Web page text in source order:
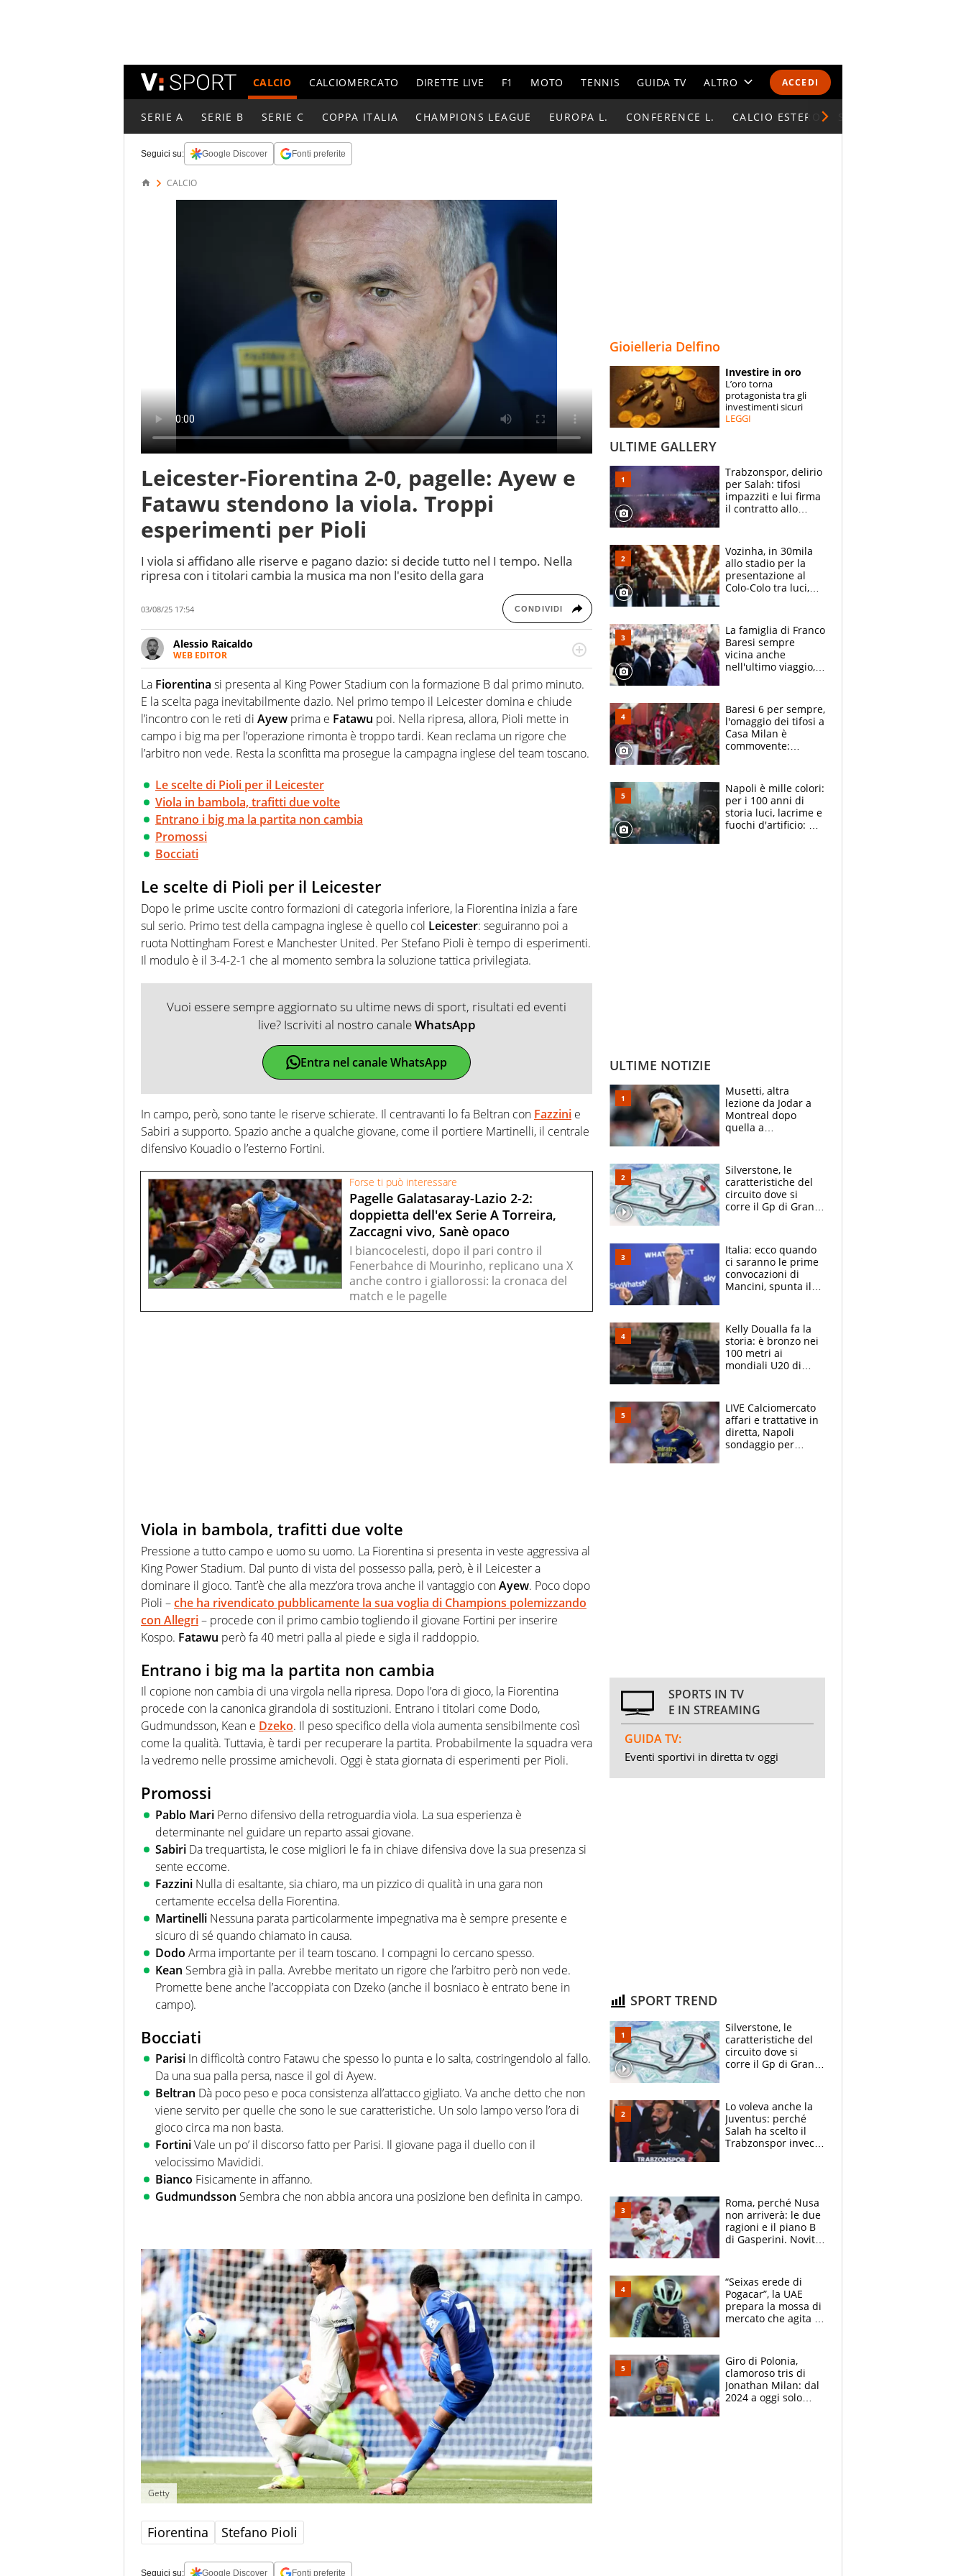
ACCEDI
CALCIO CALCIOMERCATO DIRETTE LIVE F1 MOTO TENNIS GUIDA TV ALTRO
CALENDARI E CLASSIFICHE
ESPERTI
CONTATTI
SERIE A SERIE B SERIE C COPPA ITALIA CHAMPIONS LEAGUE EUROPA L. CONFERENCE L. CALCIO ESTERO
Seguici su: Google Discover Fonti preferite
CALCIO
Leicester-Fiorentina 2-0, pagelle: Ayew e
Fatawu stendono la viola. Troppi
esperimenti per Pioli
I viola si affidano alle riserve e pagano dazio: si decide tutto nel I tempo. Nella
ripresa con i titolari cambia la musica ma non l'esito della gara
03/08/25 17:54 CONDIVIDI
Alessio Raicaldo
WEB EDITOR
Un figlio che si chiama Diego e la tesi di laurea sugli stadi di proprietà in Italia. Il calcio
quale filo conduttore irrinunciabile tra passione e professione. Per Virgilio Sport
indaga, approfondisce e scandaglia l'universo mondo dello sport per antonomasia
La Fiorentina si presenta al King Power Stadium con la formazione B dal primo minuto.
E la scelta paga inevitabilmente dazio. Nel primo tempo il Leicester domina e chiude
l’incontro con le reti di Ayew prima e Fatawu poi. Nella ripresa, allora, Pioli mette in
campo i big ma per l’operazione rimonta è troppo tardi. Kean reclama un rigore che
l’arbitro non vede. Resta la sconfitta ma prosegue la campagna inglese del team toscano.
Le scelte di Pioli per il Leicester
Viola in bambola, trafitti due volte
Entrano i big ma la partita non cambia
Promossi
Bocciati
Le scelte di Pioli per il Leicester
Dopo le prime uscite contro formazioni di categoria inferiore, la Fiorentina inizia a fare
sul serio. Primo test della campagna inglese è quello col Leicester: seguiranno poi a
ruota Nottingham Forest e Manchester United. Per Stefano Pioli è tempo di esperimenti.
Il modulo è il 3-4-2-1 che al momento sembra la soluzione tattica privilegiata.
Vuoi essere sempre aggiornato su ultime news di sport, risultati ed eventi
live? Iscriviti al nostro canaleWhatsApp
Entra nel canale WhatsApp
In campo, però, sono tante le riserve schierate. Il centravanti lo fa Beltran con Fazzini e
Sabiri a supporto. Spazio anche a qualche giovane, come il portiere Martinelli, il centrale
difensivo Kouadio o l’esterno Fortini.
Forse ti può interessare
Pagelle Galatasaray-Lazio 2-2:
doppietta dell'ex Serie A Torreira,
Zaccagni vivo, Sanè opaco
I biancocelesti, dopo il pari contro il
Fenerbahce di Mourinho, replicano una X
anche contro i giallorossi: la cronaca del
match e le pagelle
Viola in bambola, trafitti due volte
Pressione a tutto campo e uomo su uomo. La Fiorentina si presenta in veste aggressiva al
King Power Stadium. Dal punto di vista del possesso palla, però, è il Leicester a
dominare il gioco. Tant’è che alla mezz’ora trova anche il vantaggio conAyew. Poco dopo
Pioli –che ha rivendicato pubblicamente la sua voglia di Champions polemizzando
con Allegri– procede con il primo cambio togliendo il giovane Fortini per inserire
Kospo. Fatawu però fa 40 metri palla al piede e sigla il raddoppio.
Entrano i big ma la partita non cambia
Il copione non cambia di una virgola nella ripresa. Dopo l’ora di gioco, la Fiorentina
procede con la canonica girandola di sostituzioni. Entrano i titolari come Dodo,
Gudmundsson, Kean e Dzeko. Il peso specifico della viola aumenta sensibilmente così
come la qualità. Tuttavia, è tardi per recuperare la partita. Probabilmente la squadra vera
la vedremo nelle prossime amichevoli. Oggi è stata giornata di esperimenti per Pioli.
Promossi
Pablo Mari Perno difensivo della retroguardia viola. La sua esperienza è
determinante nel guidare un reparto assai giovane.
Sabiri Da trequartista, le cose migliori le fa in chiave difensiva dove la sua presenza si
sente eccome.
Fazzini Nulla di esaltante, sia chiaro, ma un pizzico di qualità in una gara non
certamente eccelsa della Fiorentina.
Martinelli Nessuna parata particolarmente impegnativa ma è sempre presente e
sicuro di sé quando chiamato in causa.
Dodo Arma importante per il team toscano. I compagni lo cercano spesso.
Kean Sembra già in palla. Avrebbe meritato un rigore che l’arbitro però non vede.
Promette bene anche l’accoppiata con Dzeko (anche il bosniaco è entrato bene in
campo).
Bocciati
Parisi In difficoltà contro Fatawu che spesso lo punta e lo salta, costringendolo al fallo.
Da una sua palla persa, nasce il gol di Ayew.
Beltran Dà poco peso e poca consistenza all’attacco gigliato. Va anche detto che non
viene servito per quelle che sono le sue caratteristiche. Un solo lampo verso l’ora di
gioco circa ma non basta.
FortiniVale un po’ il discorso fatto per Parisi. Il giovane paga il duello con il
velocissimo Mavididi.
Bianco Fisicamente in affanno.
Gudmundsson Sembra che non abbia ancora una posizione ben definita in campo.
Getty
Fiorentina Stefano Pioli
Seguici su: Google Discover Fonti preferite
Gioielleria Delfino
Investire in oro
L’oro torna
protagonista tra gli
investimenti sicuri
LEGGI
ULTIME GALLERY
Trabzonspor, delirio
per Salah: tifosi
impazziti e lui firma
il contratto allo
Vozinha, in 30mila
allo stadio per la
presentazione al
Colo-Colo tra luci,
La famiglia di Franco
Baresi sempre
vicina anche
nell'ultimo viaggio,
circondati
dall'affetto dei tifosi
Baresi 6 per sempre,
l'omaggio dei tifosi a
Casa Milan è
commovente:
bigliettini
Napoli è mille colori:
per i 100 anni di
storia luci, lacrime e
fuochi d'artificio: De
ULTIME NOTIZIE
Musetti, altra
lezione da Jodar a
Montreal dopo
quella a
tutto"
Silverstone, le
caratteristiche del
circuito dove si
corre il Gp di Gran
Italia: ecco quando
ci saranno le prime
convocazioni di
Mancini, spunta il
Kelly Doualla fa la
storia: è bronzo nei
100 metri ai
mondiali U20 di
con una gran finale"
LIVE Calciomercato
affari e trattative in
diretta, Napoli
sondaggio per
SPORTS IN TV
E IN STREAMING
GUIDA TV:
Eventi sportivi in diretta tv oggi
SPORT TREND
Silverstone, le
caratteristiche del
circuito dove si
corre il Gp di Gran
Lo voleva anche la
Juventus: perché
Salah ha scelto il
Trabzonspor invece
Roma, perché Nusa
non arriverà: le due
ragioni e il piano B
di Gasperini. Novità
“Seixas erede di
Pogacar”, la UAE
prepara la mossa di
mercato che agita la
a Burgos
Giro di Polonia,
clamoroso tris di
Jonathan Milan: dal
2024 a oggi solo